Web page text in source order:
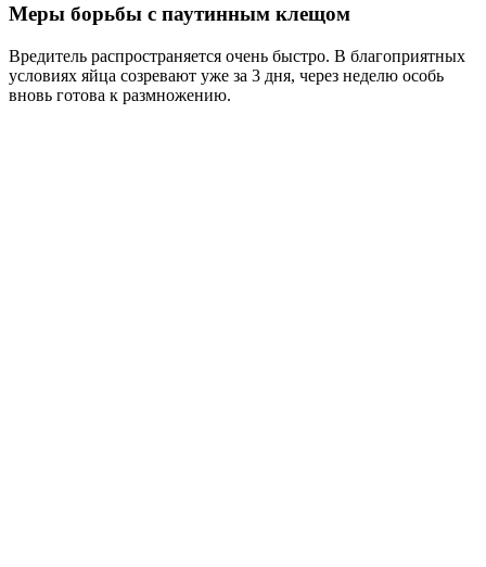
Меры борьбы с паутинным клещом
Вредитель распространяется очень быстро. В благоприятных
условиях яйца созревают уже за 3 дня, через неделю особь
вновь готова к размножению.